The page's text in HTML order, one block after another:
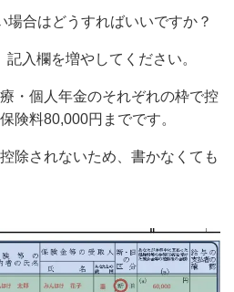
合はどうすればいいですか？
入欄を増やしてください。
個人年金のそれぞれの枠で控
険料80,000円までです。
されないため、書かなくても